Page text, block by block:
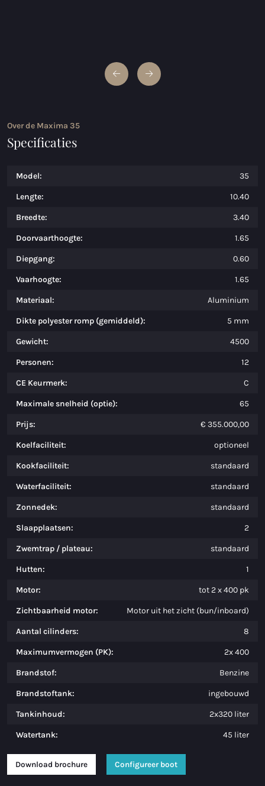
Over de Maxima 35
Specificaties
Model: 35
Lengte: 10.40
Breedte: 3.40
Doorvaarthoogte: 1.65
Diepgang: 0.60
Vaarhoogte: 1.65
Materiaal: Aluminium
Dikte polyester romp (gemiddeld): 5 mm
Gewicht: 4500
Personen: 12
CE Keurmerk: C
Maximale snelheid (optie): 65
Prijs: € 355.000,00
Koelfaciliteit: optioneel
Kookfaciliteit: standaard
Waterfaciliteit: standaard
Zonnedek: standaard
Slaapplaatsen: 2
Zwemtrap / plateau: standaard
Hutten: 1
Motor: tot 2 x 400 pk
Zichtbaarheid motor: Motor uit het zicht (bun/inboard)
Aantal cilinders: 8
Maximumvermogen (PK): 2x 400
Brandstof: Benzine
Brandstoftank: ingebouwd
Tankinhoud: 2x320 liter
Watertank: 45 liter
Download brochure Configureer boot